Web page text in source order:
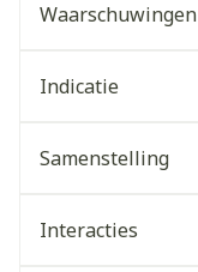
Waarschuwingen
Indicatie
Samenstelling
Interacties